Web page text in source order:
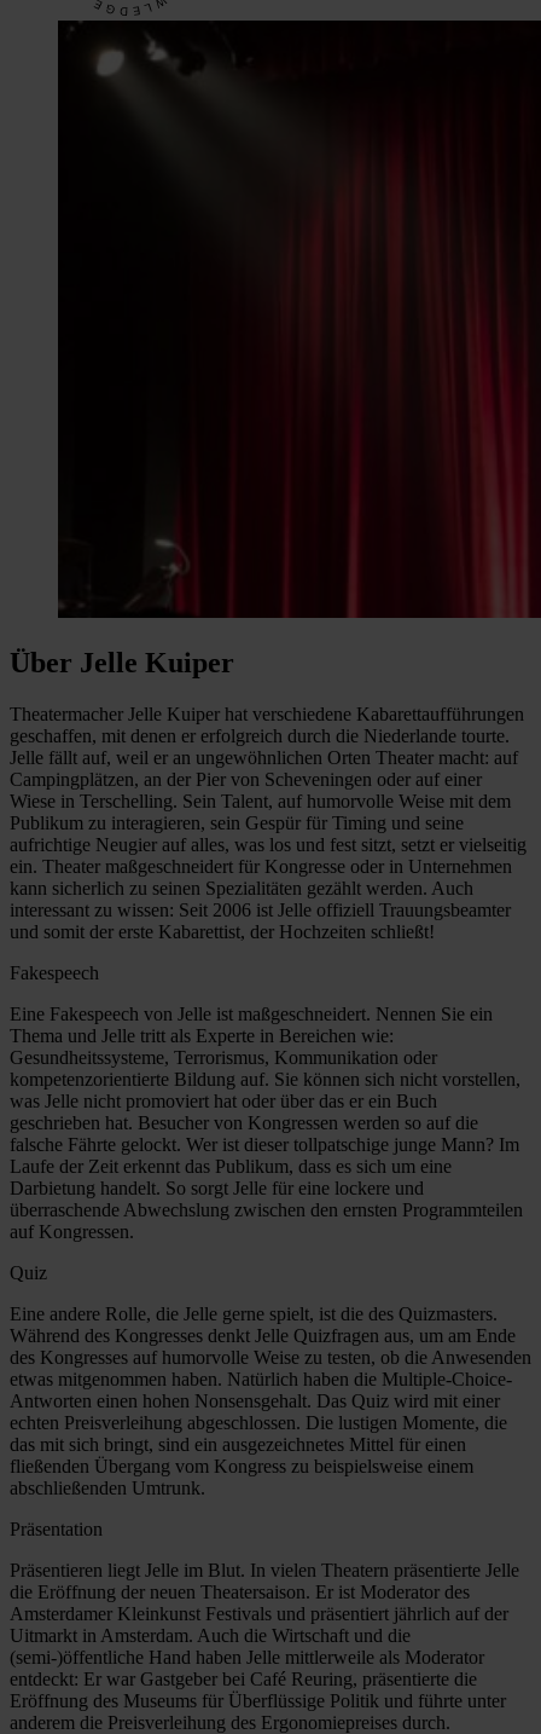
Über Jelle Kuiper
Theatermacher Jelle Kuiper hat verschiedene Kabarettaufführungen
geschaffen, mit denen er erfolgreich durch die Niederlande tourte.
Jelle fällt auf, weil er an ungewöhnlichen Orten Theater macht: auf
Campingplätzen, an der Pier von Scheveningen oder auf einer
Wiese in Terschelling. Sein Talent, auf humorvolle Weise mit dem
Publikum zu interagieren, sein Gespür für Timing und seine
aufrichtige Neugier auf alles, was los und fest sitzt, setzt er vielseitig
ein. Theater maßgeschneidert für Kongresse oder in Unternehmen
kann sicherlich zu seinen Spezialitäten gezählt werden. Auch
interessant zu wissen: Seit 2006 ist Jelle offiziell Trauungsbeamter
und somit der erste Kabarettist, der Hochzeiten schließt!
Fakespeech
Eine Fakespeech von Jelle ist maßgeschneidert. Nennen Sie ein
Thema und Jelle tritt als Experte in Bereichen wie:
Gesundheitssysteme, Terrorismus, Kommunikation oder
kompetenzorientierte Bildung auf. Sie können sich nicht vorstellen,
was Jelle nicht promoviert hat oder über das er ein Buch
geschrieben hat. Besucher von Kongressen werden so auf die
falsche Fährte gelockt. Wer ist dieser tollpatschige junge Mann? Im
Laufe der Zeit erkennt das Publikum, dass es sich um eine
Darbietung handelt. So sorgt Jelle für eine lockere und
überraschende Abwechslung zwischen den ernsten Programmteilen
auf Kongressen.
Quiz
Eine andere Rolle, die Jelle gerne spielt, ist die des Quizmasters.
Während des Kongresses denkt Jelle Quizfragen aus, um am Ende
des Kongresses auf humorvolle Weise zu testen, ob die Anwesenden
etwas mitgenommen haben. Natürlich haben die Multiple-Choice-
Antworten einen hohen Nonsensgehalt. Das Quiz wird mit einer
echten Preisverleihung abgeschlossen. Die lustigen Momente, die
das mit sich bringt, sind ein ausgezeichnetes Mittel für einen
fließenden Übergang vom Kongress zu beispielsweise einem
abschließenden Umtrunk.
Präsentation
Präsentieren liegt Jelle im Blut. In vielen Theatern präsentierte Jelle
die Eröffnung der neuen Theatersaison. Er ist Moderator des
Amsterdamer Kleinkunst Festivals und präsentiert jährlich auf der
Uitmarkt in Amsterdam. Auch die Wirtschaft und die
(semi-)öffentliche Hand haben Jelle mittlerweile als Moderator
entdeckt: Er war Gastgeber bei Café Reuring, präsentierte die
Eröffnung des Museums für Überflüssige Politik und führte unter
anderem die Preisverleihung des Ergonomiepreises durch.